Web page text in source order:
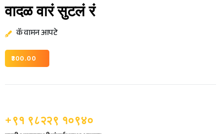
वादळ वारं सुटलं रं
कॅ वामन आपटे
300.00
+९१ ९८२२९ १०९४०